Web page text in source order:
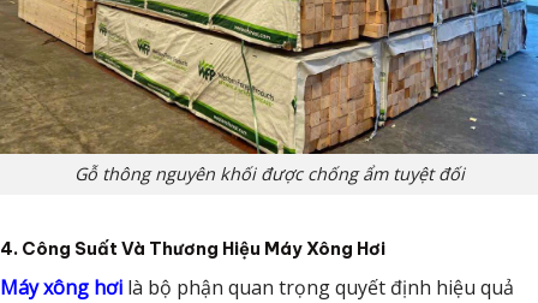
Gỗ thông nguyên khối được chống ẩm tuyệt đối
4. Công Suất Và Thương Hiệu Máy Xông Hơi
Máy xông hơi là bộ phận quan trọng quyết định hiệu quả